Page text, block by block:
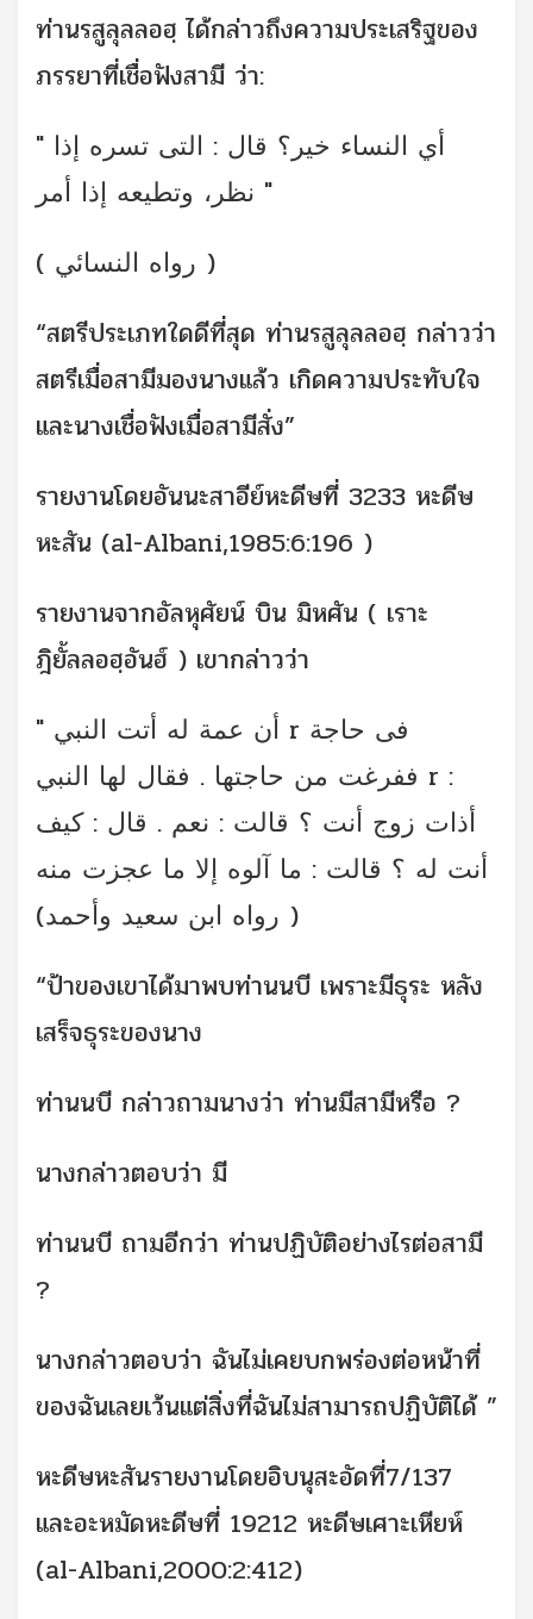
ท่านรสูลุลลอฮฺ ได้กล่าวถึงความประเสริฐของ
ภรรยาที่เชื่อฟังสามี ว่า:
" أي النساء خير؟ قال : التى تسره إذا
نظر، وتطيعه إذا أمر "
( رواه النسائي )
“สตรีประเภทใดดีที่สุด ท่านรสูลุลลอฮฺ กล่าวว่า
สตรีเมื่อสามีมองนางแล้ว เกิดความประทับใจ
และนางเชื่อฟังเมื่อสามีสั่ง”
รายงานโดยอันนะสาอีย์หะดีษที่ 3233 หะดีษ
หะสัน (al-Albani,1985:6:196 )
รายงานจากอัลหุศัยน์ บิน มิหศัน ( เราะ
ฎิยั้ลลอฮฺอันฮ์ ) เขากล่าวว่า
" أن عمة له أتت النبي r فى حاجة
ففرغت من حاجتها . فقال لها النبي r :
أذات زوج أنت ؟ قالت : نعم . قال : كيف
أنت له ؟ قالت : ما آلوه إلا ما عجزت منه
(رواه ابن سعيد وأحمد )
“ป้าของเขาได้มาพบท่านนบี เพราะมีธุระ หลัง
เสร็จธุระของนาง
ท่านนบี กล่าวถามนางว่า ท่านมีสามีหรือ ?
นางกล่าวตอบว่า มี
ท่านนบี ถามอีกว่า ท่านปฏิบัติอย่างไรต่อสามี
?
นางกล่าวตอบว่า ฉันไม่เคยบกพร่องต่อหน้าที่
ของฉันเลยเว้นแต่สิ่งที่ฉันไม่สามารถปฏิบัติได้ ”
หะดีษหะสันรายงานโดยอิบนุสะอัดที่7/137
และอะหมัดหะดีษที่ 19212 หะดีษเศาะเหียห์
(al-Albani,2000:2:412)